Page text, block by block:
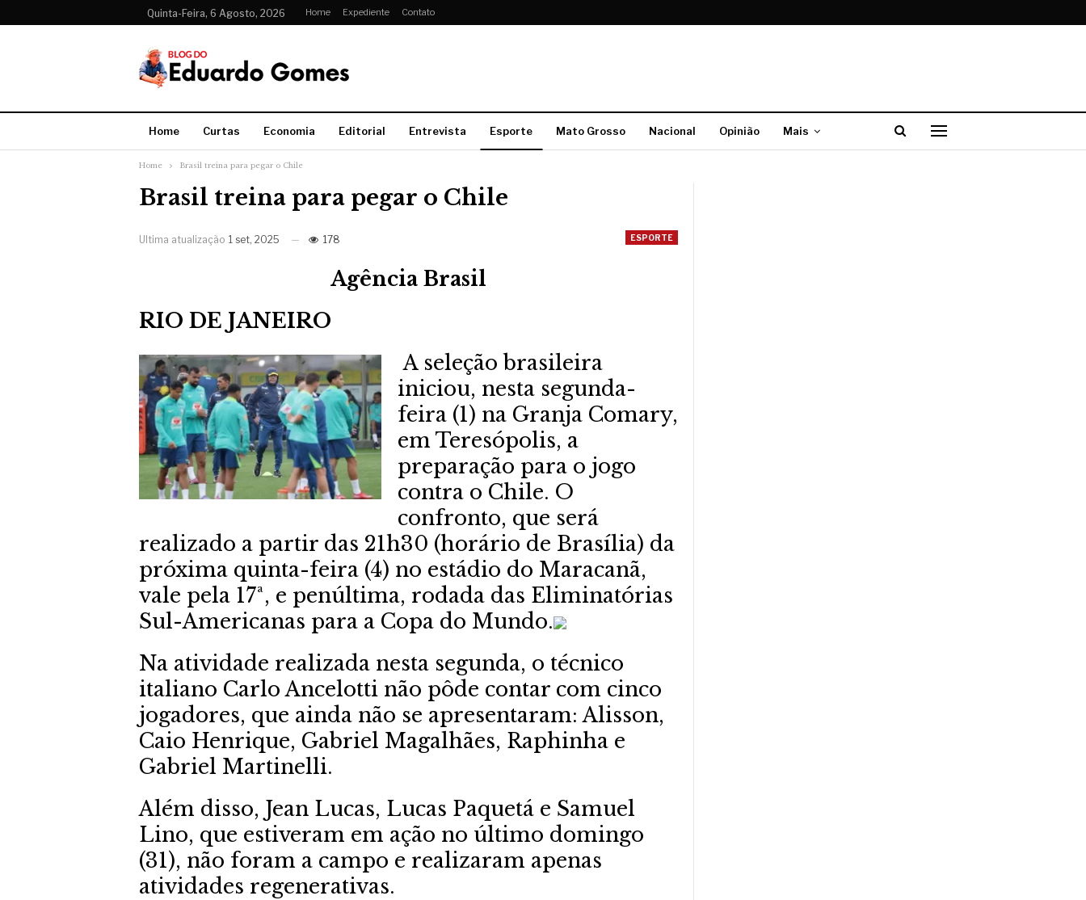
Quinta-Feira, 6 Agosto, 2026 Home Expediente Contato
Home Curtas Economia Editorial Entrevista Esporte Mato Grosso Nacional Opinião Mais
Home Brasil treina para pegar o Chile
Brasil treina para pegar o Chile
ESPORTE
Ultima atualização 1 set, 2025 178
Agência Brasil
RIO DE JANEIRO
A seleção brasileira
iniciou, nesta segunda-
feira (1) na Granja Comary,
em Teresópolis, a
preparação para o jogo
contra o Chile. O
confronto, que será
realizado a partir das 21h30 (horário de Brasília) da
próxima quinta-feira (4) no estádio do Maracanã,
vale pela 17ª, e penúltima, rodada das Eliminatórias
Sul-Americanas para a Copa do Mundo.
Na atividade realizada nesta segunda, o técnico
italiano Carlo Ancelotti não pôde contar com cinco
jogadores, que ainda não se apresentaram: Alisson,
Caio Henrique, Gabriel Magalhães, Raphinha e
Gabriel Martinelli.
Além disso, Jean Lucas, Lucas Paquetá e Samuel
Lino, que estiveram em ação no último domingo
(31), não foram a campo e realizaram apenas
atividades regenerativas.